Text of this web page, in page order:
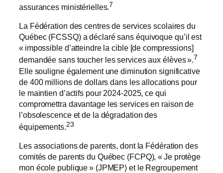
assurances ministérielles.7
La Fédération des centres de services scolaires du
Québec (FCSSQ) a déclaré sans équivoque qu’il est
« impossible d’atteindre la cible [de compressions]
demandée sans toucher les services aux élèves ».7
Elle souligne également une diminution significative
de 400 millions de dollars dans les allocations pour
le maintien d’actifs pour 2024-2025, ce qui
compromettra davantage les services en raison de
l’obsolescence et de la dégradation des
équipements.23
Les associations de parents, dont la Fédération des
comités de parents du Québec (FCPQ), « Je protège
mon école publique » (JPMEP) et le Regroupement